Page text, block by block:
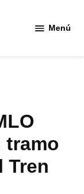
Menú
tramo
Tren